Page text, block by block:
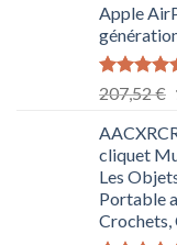
Apple
Note5.00
sur 5
207,52€
cliquet
Les
Portable
Crochets,